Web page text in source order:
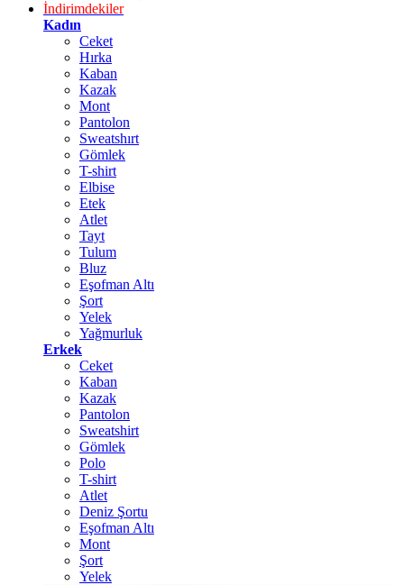
İndirimdekiler
Kadın
Ceket
Hırka
Kaban
Kazak
Mont
Pantolon
Sweatshırt
Gömlek
T-shirt
Elbise
Etek
Atlet
Tayt
Tulum
Bluz
Eşofman Altı
Şort
Yelek
Yağmurluk
Erkek
Ceket
Kaban
Kazak
Pantolon
Sweatshirt
Gömlek
Polo
T-shirt
Atlet
Deniz Şortu
Eşofman Altı
Mont
Şort
Yelek